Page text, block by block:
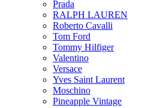
Prada
RALPH LAUREN
Roberto Cavalli
Tom Ford
Tommy Hilfiger
Valentino
Versace
Yves Saint Laurent
Moschino
Pineapple Vintage